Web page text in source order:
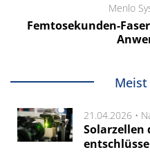
Menlo
Femtosekunden-
Meist
21.04.2026 •
Solarzellen